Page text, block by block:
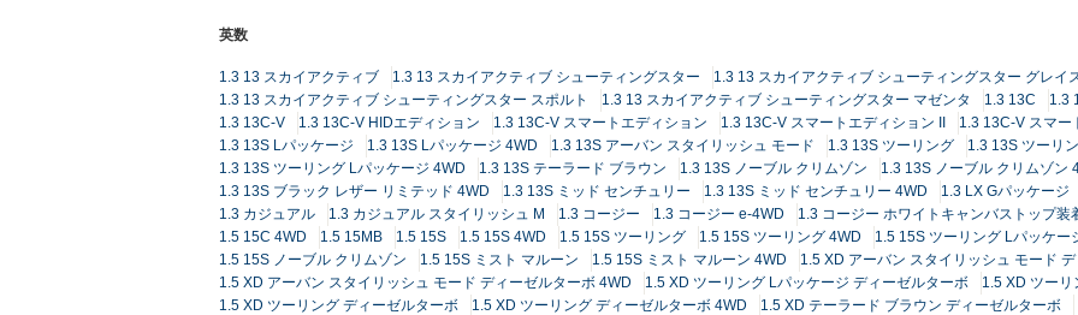
英数
1.3 13 スカイアクティブ 1.3 13 スカイアクティブ シューティングスター
1.3 13 スカイアクティブ シューティングスター グレイ
1.3 13 スカイアクティブ シューティングスター スポルト
1.3 13 スカイアクティブ シューティングスター マゼンタ 1.3 13C 1.3
1.3 13C-V
1.3 13C-V HIDエディション 1.3 13C-V スマートエディション 1.3 13C-V スマートエディション II 1.3 13C-V スマー
1.3 13S Lパッケージ
1.3 13S Lパッケージ 4WD 1.3 13S アーバン スタイリッシュ モード 1.3 13S ツーリング 1.3 13S ツーリ
1.3 13S ツーリング Lパッケージ 4WD
1.3 13S テーラード ブラウン 1.3 13S ノーブル クリムゾン 1.3 13S ノーブル クリムゾン
1.3 13S ブラック レザー リミテッド 4WD
1.3 13S ミッド センチュリー 1.3 13S ミッド センチュリー 4WD 1.3 LX Gパッケージ
1.3 カジュアル
1.3 カジュアル スタイリッシュ M 1.3 コージー 1.3 コージー e-4WD 1.3 コージー ホワイトキャンバストップ装
1.5 15C 4WD
1.5 15MB 1.5 15S 1.5 15S 4WD 1.5 15S ツーリング 1.5 15S ツーリング 4WD 1.5 15S ツーリング Lパッケー
1.5 15S ノーブル クリムゾン
1.5 15S ミスト マルーン 1.5 15S ミスト マルーン 4WD
1.5 XD アーバン スタイリッシュ モード
1.5 XD アーバン スタイリッシュ モード ディーゼルターボ 4WD
1.5 XD ツーリング Lパッケージ ディーゼルターボ
1.5 XD ツー
1.5 XD ツーリング ディーゼルターボ
1.5 XD ツーリング ディーゼルターボ 4WD
1.5 XD テーラード ブラウン ディーゼルターボ